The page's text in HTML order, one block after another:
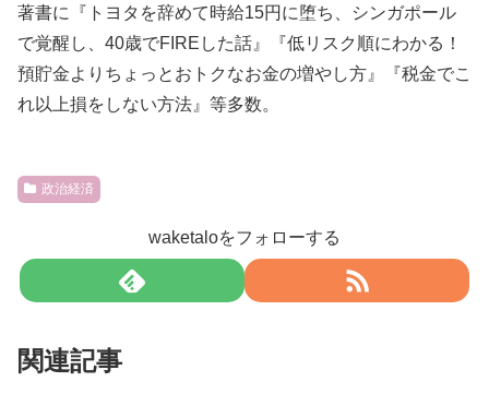
著書に『トヨタを辞めて時給15円に堕ち、シンガポール
で覚醒し、40歳でFIREした話』『低リスク順にわかる！
預貯金よりちょっとおトクなお金の増やし方』『税金でこ
れ以上損をしない方法』等多数。
政治経済
waketaloをフォローする
関連記事